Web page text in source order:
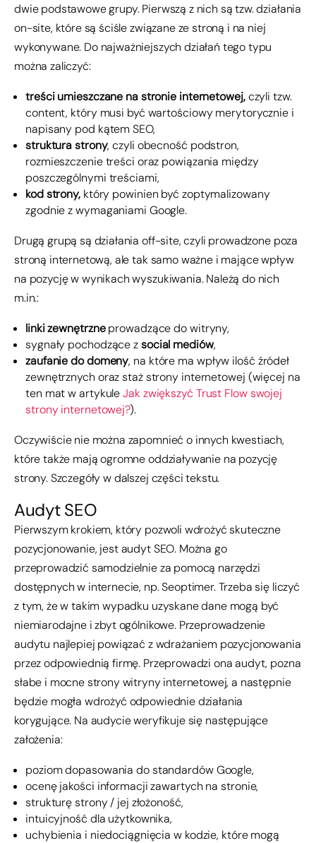
dwie podstawowe grupy. Pierwszą z nich są tzw. działania
on-site, które są ściśle związane ze stroną i na niej
wykonywane. Do najważniejszych działań tego typu
można zaliczyć:
treści umieszczane na stronie internetowej,czyli tzw.
content, który musi być wartościowy merytorycznie i
napisany pod kątem SEO,
struktura strony, czyli obecność podstron,
rozmieszczenie treści oraz powiązania między
poszczególnymi treściami,
kod strony,który powinien być zoptymalizowany
zgodnie z wymaganiami Google.
Drugą grupą są działania off-site, czyli prowadzone poza
stroną internetową, ale tak samo ważne i mające wpływ
na pozycję w wynikach wyszukiwania. Należą do nich
m.in.:
linki zewnętrzneprowadzące do witryny,
sygnały pochodzące zsocial mediów,
zaufanie do domeny, na które ma wpływ ilość źródeł
zewnętrznych oraz staż strony internetowej (więcej na
ten mat w artykuleJak zwiększyć Trust Flow swojej
strony internetowej?).
Oczywiście nie można zapomnieć o innych kwestiach,
które także mają ogromne oddziaływanie na pozycję
strony. Szczegóły w dalszej części tekstu.
Audyt SEO
Pierwszym krokiem, który pozwoli wdrożyć skuteczne
pozycjonowanie, jest audyt SEO. Można go
przeprowadzić samodzielnie za pomocą narzędzi
dostępnych w internecie, np. Seoptimer. Trzeba się liczyć
z tym, że w takim wypadku uzyskane dane mogą być
niemiarodajne i zbyt ogólnikowe. Przeprowadzenie
audytu najlepiej powiązać z wdrażaniem pozycjonowania
przez odpowiednią firmę. Przeprowadzi ona audyt, pozna
słabe i mocne strony witryny internetowej, a następnie
będzie mogła wdrożyć odpowiednie działania
korygujące. Na audycie weryfikuje się następujące
założenia:
poziom dopasowania do standardów Google,
ocenę jakości informacji zawartych na stronie,
strukturę strony / jej złożoność,
intuicyjność dla użytkownika,
uchybienia i niedociągnięcia w kodzie, które mogą